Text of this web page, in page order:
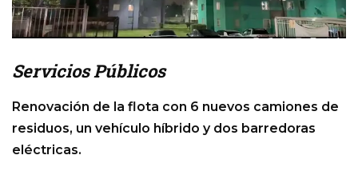
Servicios Públicos
Renovación de la flota con 6 nuevos camiones de
residuos, un vehículo híbrido y dos barredoras
eléctricas.